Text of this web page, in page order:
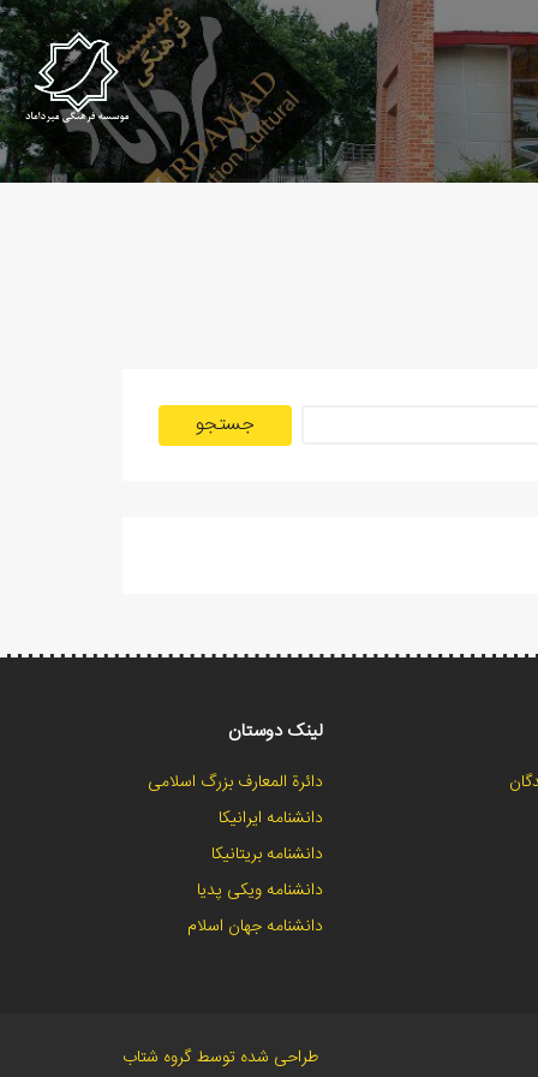
جستجو
لینک دوستان
دائرة المعارف بزرگ اسلامی
دانشنامه ایرانیکا
دانشنامه بریتانیکا
دانشنامه ویکی پدیا
دانشنامه جهان اسلام
طراحی شده توسط گروه شتاب